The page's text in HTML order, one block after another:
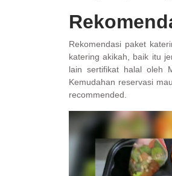
Rekomendasi paket
katering akikah, baik itu
lain sertifikat halal oleh
Kemudahan reservasi
recommended.